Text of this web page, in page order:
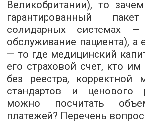
Великобритании), то
гарантированный
солидарных системах —
обслуживание пациента), а
— то где медицинский
его страховой счет, кто им
без реестра, корректной
стандартов и ценового
можно посчитать
платежей? Перечень